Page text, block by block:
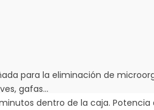
para la eliminación de
gafas…
dentro de la caja. Potencia